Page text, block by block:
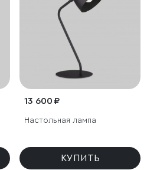
13 600 ₽
Настольная лампа
КУПИТЬ